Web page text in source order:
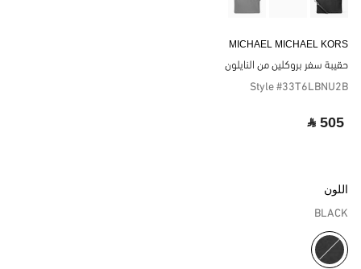
MICHAEL MICHAEL KORS
حقيبة سفر بروكلين من النايلون
Style #33T6LBNU2B
‎ ⃁ 505 ‎
اللون
BLACK
مختار